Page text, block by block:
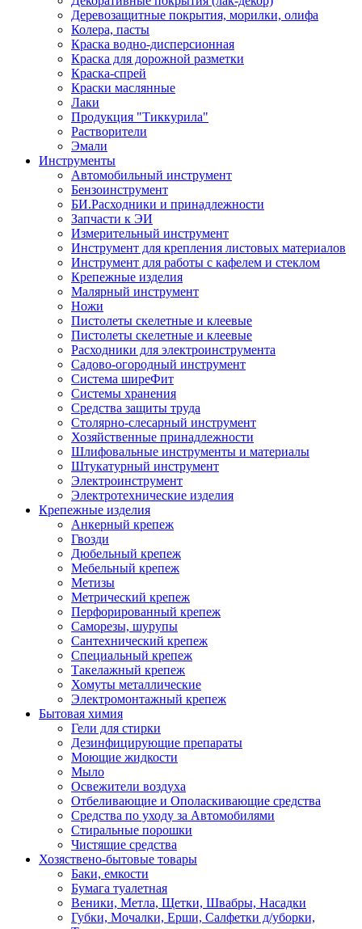
Деревозащитные покрытия, морилки, олифа
Колера, пасты
Краска водно-дисперсионная
Краска для дорожной разметки
Краска-спрей
Краски маслянные
Лаки
Продукция "Тиккурила"
Растворители
Эмали
Инструменты
Автомобильный инструмент
Бензоинструмент
БИ.Расходники и принадлежности
Запчасти к ЭИ
Измерительный инструмент
Инструмент для крепления листовых материалов
Инструмент для работы с кафелем и стеклом
Крепежные изделия
Малярный инструмент
Ножи
Пистолеты скелетные и клеевые
Пистолеты скелетные и клеевые
Расходники для электроинструмента
Садово-огородный инструмент
Система ширеФит
Системы хранения
Средства защиты труда
Столярно-слесарный инструмент
Хозяйственные принадлежности
Шлифовальные инструменты и материалы
Штукатурный инструмент
Электроинструмент
Электротехнические изделия
Крепежные изделия
Анкерный крепеж
Гвозди
Дюбельный крепеж
Мебельный крепеж
Метизы
Метрический крепеж
Перфорированный крепеж
Саморезы, шурупы
Сантехнический крепеж
Специальный крепеж
Такелажный крепеж
Хомуты металлические
Электромонтажный крепеж
Бытовая химия
Гели для стирки
Дезинфицирующие препараты
Моющие жидкости
Мыло
Освежители воздуха
Отбеливающие и Ополаскивающие средства
Средства по уходу за Автомобилями
Стиральные порошки
Чистящие средства
Хозяствено-бытовые товары
Баки, емкости
Бумага туалетная
Веники, Метла, Щетки, Швабры, Насадки
Губки, Мочалки, Ерши, Салфетки д/уборки,